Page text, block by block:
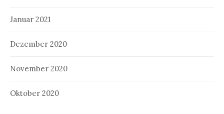
Januar 2021
Dezember 2020
November 2020
Oktober 2020